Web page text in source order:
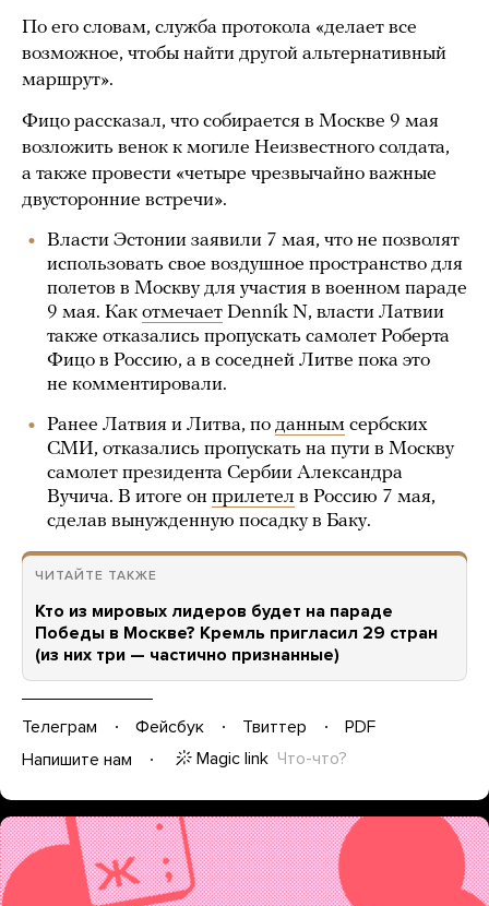
По его словам, служба протокола «делает все
возможное, чтобы найти другой альтернативный
маршрут».
Фицо рассказал, что собирается в Москве 9 мая
возложить венок к могиле Неизвестного солдата,
а также провести «четыре чрезвычайно важные
двусторонние встречи».
Власти Эстонии заявили 7 мая, что не позволят
использовать свое воздушное пространство для
полетов в Москву для участия в военном параде
9 мая. Как отмечает Denník N, власти Латвии
также отказались пропускать самолет Роберта
Фицо в Россию, а в соседней Литве пока это
не комментировали.
Ранее Латвия и Литва, по данным сербских
СМИ, отказались пропускать на пути в Москву
самолет президента Сербии Александра
Вучича. В итоге он прилетел в Россию 7 мая,
сделав вынужденную посадку в Баку.
ЧИТАЙТЕ ТАКЖЕ
Кто из мировых лидеров будет на параде
Победы в Москве? Кремль пригласил 29 стран
(из них три — частично признанные)
Телеграм Фейсбук Твиттер
PDF
Напишите нам
Magic link Что-что?